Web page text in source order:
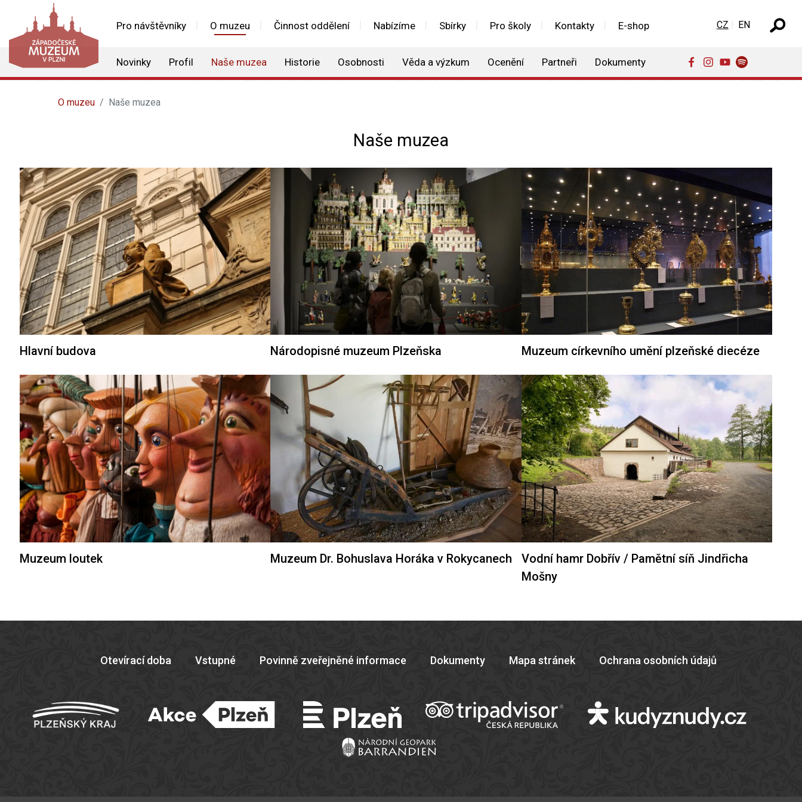
Pro návštěvníky O muzeu Činnost oddělení Nabízíme Sbírky Pro školy Kontakty E-shop
Novinky Profil Naše muzea Historie Osobnosti Věda a výzkum Ocenění Partneři Dokumenty
Zvolte jazyk
CZ EN
O muzeu Naše muzea
Naše muzea
Hlavní budova Národopisné muzeum Plzeňska Muzeum církevního umění plzeňské diecéze
Muzeum loutek Muzeum Dr. Bohuslava Horáka v Rokycanech
Vodní hamr Dobřív / Pamětní síň Jindřicha
Mošny
Otevírací doba Vstupné Povinně zveřejněné informace Dokumenty Mapa stránek Ochrana osobních údajů